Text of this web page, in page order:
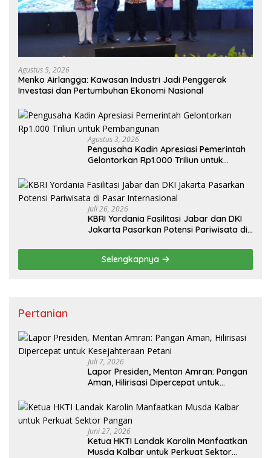
Agustus 5, 2026
Menko Airlangga: Kawasan Industri Jadi Penggerak
Investasi dan Pertumbuhan Ekonomi Nasional
Agustus 3, 2026
Pengusaha Kadin Apresiasi Pemerintah
Gelontorkan Rp1.000 Triliun untuk
Juli 26, 2026
KBRI Yordania Fasilitasi Jabar dan DKI
Jakarta Pasarkan Potensi Pariwisata di
Selengkapnya
Pertanian
Juli 7, 2026
Lapor Presiden, Mentan Amran: Pangan
Aman, Hilirisasi Dipercepat untuk
Juni 27, 2026
Ketua HKTI Landak Karolin Manfaatkan
Musda Kalbar untuk Perkuat Sektor